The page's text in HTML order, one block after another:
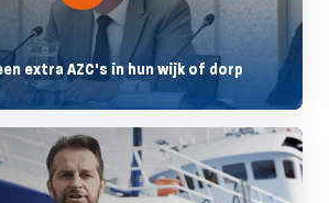
extra AZC's in hun wijk of dorp